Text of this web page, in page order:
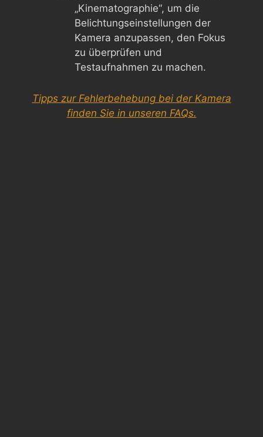
„Kinematographie“, um die
Belichtungseinstellungen der
Kamera anzupassen, den Fokus
zu überprüfen und
Testaufnahmen zu machen.
Tipps zur Fehlerbehebung bei der Kamera
finden Sie in unseren FAQs.